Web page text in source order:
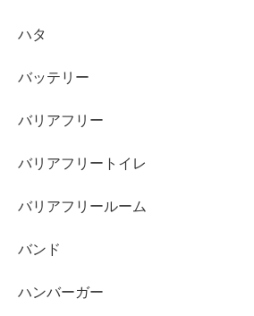
ハタ
バッテリー
バリアフリー
バリアフリートイレ
バリアフリールーム
バンド
ハンバーガー